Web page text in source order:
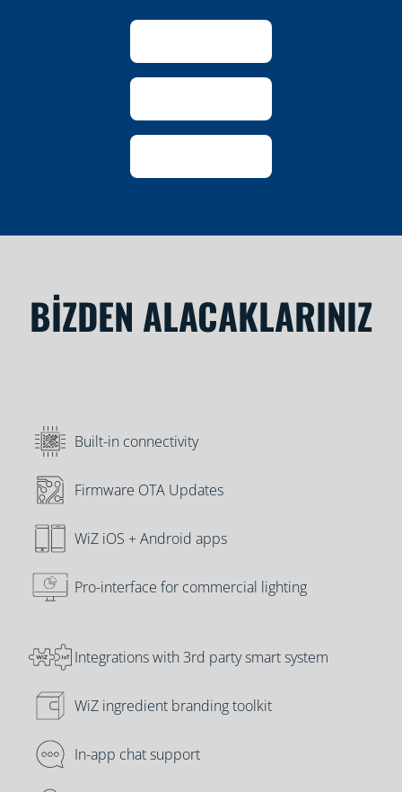
BİZDEN ALACAKLARINIZ
Built-in connectivity
Firmware OTA Updates
WiZ iOS + Android apps
Pro-interface for commercial lighting
Integrations with 3rd party smart system
WiZ ingredient branding toolkit
In-app chat support